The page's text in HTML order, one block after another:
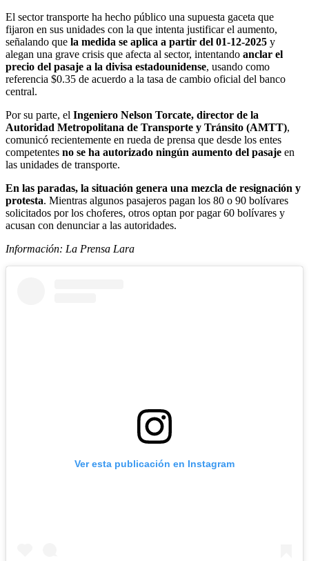
El sector transporte ha hecho público una supuesta gaceta que
fijaron en sus unidades con la que intenta justificar el aumento,
señalando que la medida se aplica a partir del 01-12-2025 y
alegan una grave crisis que afecta al sector, intentando anclar el
precio del pasaje a la divisa estadounidense, usando como
referencia $0.35 de acuerdo a la tasa de cambio oficial del banco
central.
Por su parte, el Ingeniero Nelson Torcate, director de la
Autoridad Metropolitana de Transporte y Tránsito (AMTT),
comunicó recientemente en rueda de prensa que desde los entes
competentes no se ha autorizado ningún aumento del pasaje en
las unidades de transporte.
En las paradas, la situación genera una mezcla de resignación y
protesta. Mientras algunos pasajeros pagan los 80 o 90 bolívares
solicitados por los choferes, otros optan por pagar 60 bolívares y
acusan con denunciar a las autoridades.
Información: La Prensa Lara
Ver esta publicación en Instagram